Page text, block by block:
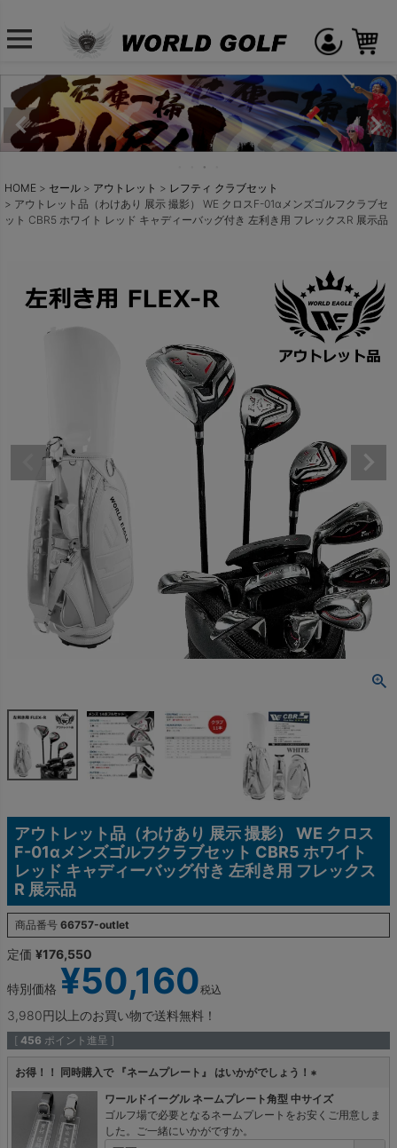
HOME セール アウトレット
レフティ クラブセット
アウトレット品（わけあり 展示 撮影） WE クロスF-01αメンズゴルフクラブセ
ット CBR5 ホワイト レッド キャディーバッグ付き 左利き用 フレックスR 展示品
アウトレット品（わけあり 展示 撮影） WE クロス
F-01αメンズゴルフクラブセット CBR5 ホワイト
レッド キャディーバッグ付き 左利き用 フレックス
R 展示品
商品番号 66757-outlet
定価 ¥176,550
特別価格 ¥50,160税込
3,980円以上のお買い物で送料無料！
[ 456 ポイント進呈 ]
お得！！ 同時購入で 『ネームプレート』 はいかがでしょう！
必
須
)
ワールドイーグル ネームプレート角型 中サイズ
ゴルフ場で必要となるネームプレートをお安くご用意しま
した。ご一緒にいかがですか。